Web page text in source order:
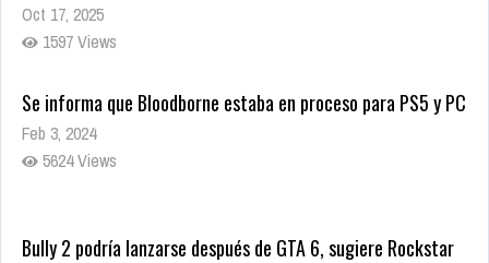
Oct 17, 2025
1597 Views
Se informa que Bloodborne estaba en proceso para PS5 y PC
Feb 3, 2024
5624 Views
Bully 2 podría lanzarse después de GTA 6, sugiere Rockstar